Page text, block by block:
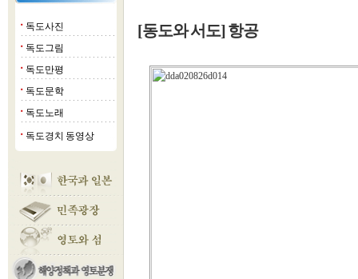
■ 독도사진
■ 독도그림
■ 독도만평
■ 독도문학
■ 독도노래
■ 독도경치 동영상
[동도와 서도] 항공